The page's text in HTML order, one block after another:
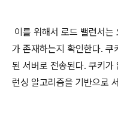
이를 위해서 로드 밸런서는
가 존재하는지 확인한다. 쿠
된 서버로 전송된다. 쿠키가
런싱 알고리즘을 기반으로